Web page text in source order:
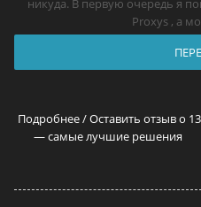
никуда. В первую очередь я
Proxys , а
Подробнее / Оставить отзыв о
— самые лучшие решения